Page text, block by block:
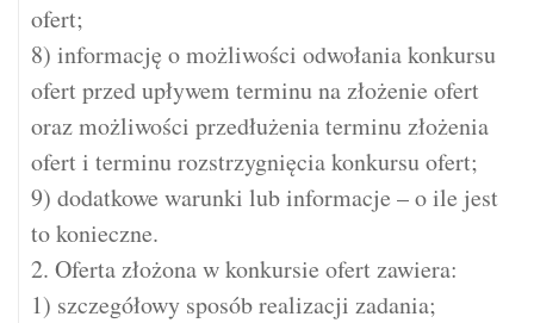
ofert;
8) informację o możliwości odwołania konkursu
ofert przed upływem terminu na złożenie ofert
oraz możliwości przedłużenia terminu złożenia
ofert i terminu rozstrzygnięcia konkursu ofert;
9) dodatkowe warunki lub informacje – o ile jest
to konieczne.
2. Oferta złożona w konkursie ofert zawiera:
1) szczegółowy sposób realizacji zadania;